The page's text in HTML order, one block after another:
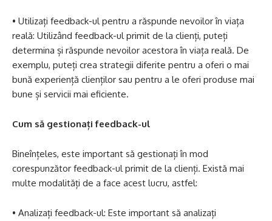
• Utilizați feedback-ul pentru a răspunde nevoilor în viața
reală: Utilizând feedback-ul primit de la clienți, puteți
determina și răspunde nevoilor acestora în viața reală. De
exemplu, puteți crea strategii diferite pentru a oferi o mai
bună experiență clienților sau pentru a le oferi produse mai
bune și servicii mai eficiente.
Cum să gestionați feedback-ul
Bineînțeles, este important să gestionați în mod
corespunzător feedback-ul primit de la clienți. Există mai
multe modalități de a face acest lucru, astfel:
• Analizați feedback-ul: Este important să analizați